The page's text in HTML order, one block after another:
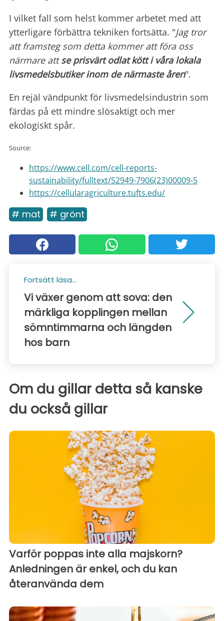
I vilket fall som helst kommer arbetet med att
ytterligare förbättra tekniken fortsätta. "Jag tror
att framsteg som detta kommer att föra oss
närmare attse prisvärt odlat kött i våra lokala
livsmedelsbutiker inom de närmaste åren".
En rejäl vändpunkt för livsmedelsindustrin som
färdas på ett mindre slösaktigt och mer
ekologiskt spår.
Source:
https://www.cell.com/cell-reports-
sustainability/fulltext/S2949-7906(23)00009-5
https://cellularagriculture.tufts.edu/
# mat # grönt
Fortsätt läsa...
Vi växer genom att sova: den
märkliga kopplingen mellan
sömntimmarna och längden
hos barn
Om du gillar detta så kanske
du också gillar
Varför poppas inte alla majskorn?
Anledningen är enkel, och du kan
återanvända dem